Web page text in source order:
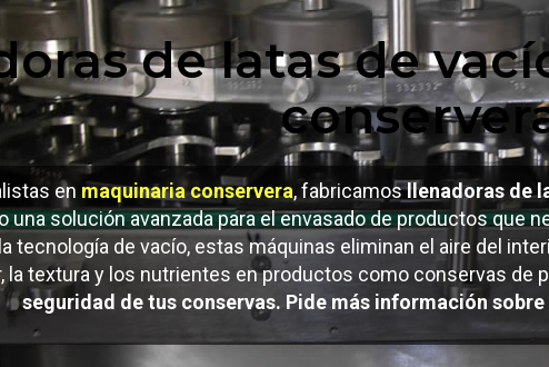
de latas de
en maquinaria conservera, fabricamosllenadoras de
una solución avanzada para el envasado de productos que
tecnología de vacío, estas máquinas eliminan el aire del
la textura y los nutrientes en productos como conservas de
seguridad de tus conservas. Pide más información